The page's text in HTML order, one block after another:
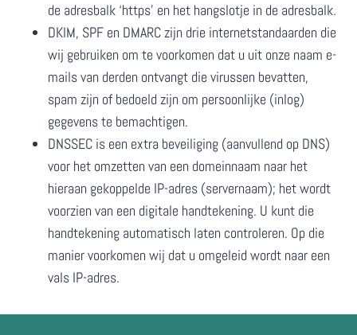
de adresbalk ‘https’ en het hangslotje in de adresbalk.
DKIM, SPF en DMARC zijn drie internetstandaarden die
wij gebruiken om te voorkomen dat u uit onze naam e-
mails van derden ontvangt die virussen bevatten,
spam zijn of bedoeld zijn om persoonlijke (inlog)
gegevens te bemachtigen.
DNSSEC is een extra beveiliging (aanvullend op DNS)
voor het omzetten van een domeinnaam naar het
hieraan gekoppelde IP-adres (servernaam); het wordt
voorzien van een digitale handtekening. U kunt die
handtekening automatisch laten controleren. Op die
manier voorkomen wij dat u omgeleid wordt naar een
vals IP-adres.